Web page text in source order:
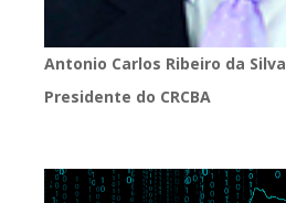
Antonio Carlos Ribeiro da Silva
Presidente do CRCBA